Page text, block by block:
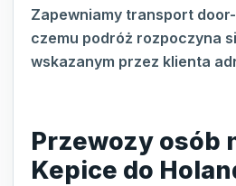
Zapewniamy transport
czemu podróż rozpoczyna
wskazanym przez klienta
Przewozy osób
Kepice do